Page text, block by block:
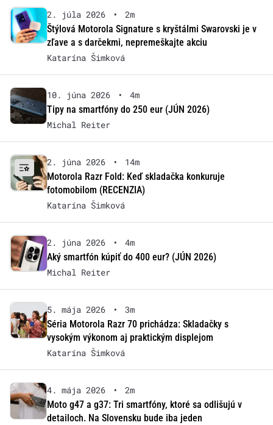
2. júla 2026 •
2m
Štýlová Motorola Signature s kryštálmi Swarovski je v
zľave a s darčekmi, nepremeškajte akciu
Katarína Šimková
10. júna 2026 •
4m
Tipy na smartfóny do 250 eur (JÚN 2026)
Michal Reiter
2. júna 2026 •
14m
Motorola Razr Fold: Keď skladačka konkuruje
fotomobilom (RECENZIA)
Katarína Šimková
2. júna 2026 •
4m
Aký smartfón kúpiť do 400 eur? (JÚN 2026)
Michal Reiter
5. mája 2026 •
3m
Séria Motorola Razr 70 prichádza: Skladačky s
vysokým výkonom aj praktickým displejom
Katarína Šimková
4. mája 2026 •
2m
Moto g47 a g37: Tri smartfóny, ktoré sa odlišujú v
detailoch. Na Slovensku bude iba jeden